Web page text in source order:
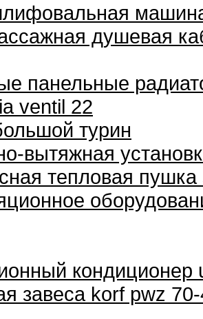
душевая
панельные
ventil 22
турин
вытяжная
тепловая
кондиционер
завеса korf pwz